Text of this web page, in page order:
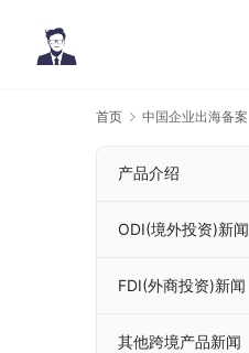
首页 中国企业出海备案
产品介绍
ODI(境外投资)新闻
FDI(外商投资)新闻
其他跨境产品新闻